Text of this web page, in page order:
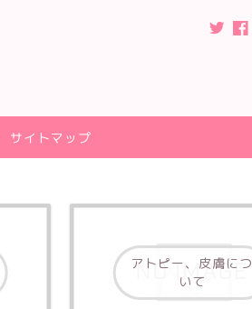
サイトマップ
アトピー、皮膚につ
いて